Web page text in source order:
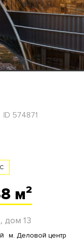
ID 574871
м²
дом 13
м. Деловой центр